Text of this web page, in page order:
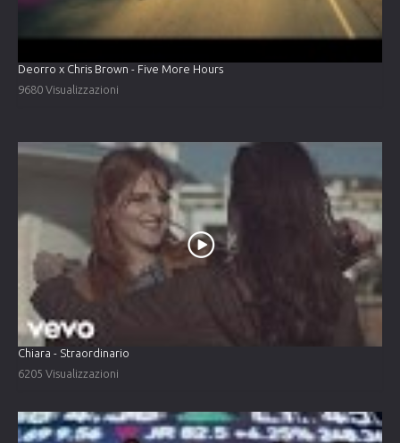
Deorro x Chris Brown - Five More Hours
9680 Visualizzazioni
Chiara - Straordinario
6205 Visualizzazioni